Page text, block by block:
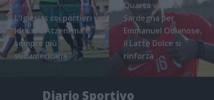
L'Iglesias coi portieri
Idrissi e Atzeni ma è
sempre più
sudamericana
Quarta volta in
Sardegna per
Emmanuel Odianose,
il Latte Dolce si
rinforza
Diario Sportivo